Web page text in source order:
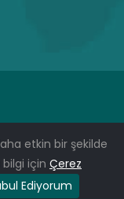
etkin bir şekilde
bilgi için Çerez
Ediyorum